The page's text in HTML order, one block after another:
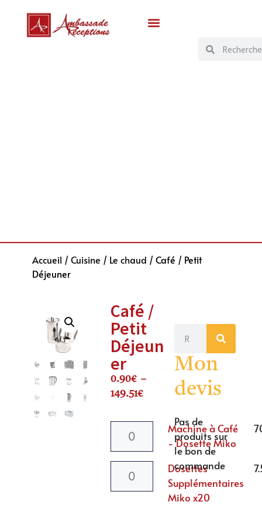
Accueil / Cuisine / Le chaud / Café / Petit
Déjeuner
Café /
Petit
Déjeun
er
0.90€ –
149.51€
Machine à Café
- Dosette Miko
Dosettes
Supplémentaires
Miko x20
Mon
devis
Pas de
produits sur
le bon de
commande